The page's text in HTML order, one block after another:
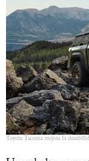
Toyota Tacoma mejora la